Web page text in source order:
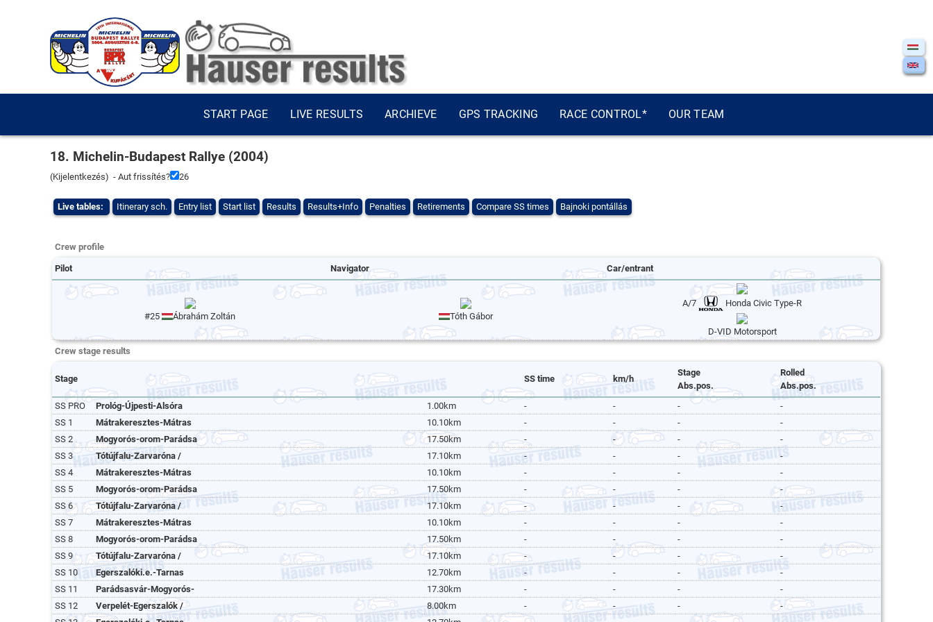
START PAGE LIVE RESULTS ARCHIEVE GPS TRACKING RACE CONTROL* OUR TEAM
18. Michelin-Budapest Rallye (2004)
(Kijelentkezés) - Aut frissítés? 26
Live tables: Itinerary sch. Entry list Start list Results Results+Info Penalties Retirements Compare SS times Bajnoki pontállás
Crew profile
Pilot Navigator Car/entrant
#25 Ábrahám Zoltán Tóth Gábor
A/7 Honda Civic Type-R
D-VID Motorsport
Crew stage results
Stage SS time km/h
Stage
Abs.pos.
Rolled
Abs.pos.
SS PRO
Prológ-Újpesti-Alsóra 1.00km - - -
-
SS 1
Mátrakeresztes-Mátras 10.10km - - -
-
SS 2
Mogyorós-orom-Parádsa 17.50km - - -
-
SS 3
Tótújfalu-Zarvaróna / 17.10km - - -
-
SS 4
Mátrakeresztes-Mátras 10.10km - - -
-
SS 5
Mogyorós-orom-Parádsa 17.50km - - -
-
SS 6
Tótújfalu-Zarvaróna / 17.10km - - -
-
SS 7
Mátrakeresztes-Mátras 10.10km - - -
-
SS 8
Mogyorós-orom-Parádsa 17.50km - - -
-
SS 9
Tótújfalu-Zarvaróna / 17.10km - - -
-
SS 10
Egerszalóki.e.-Tarnas 12.70km - - -
-
SS 11
Parádsasvár-Mogyorós- 17.30km - - -
-
SS 12
Verpelét-Egerszalók / 8.00km - - -
-